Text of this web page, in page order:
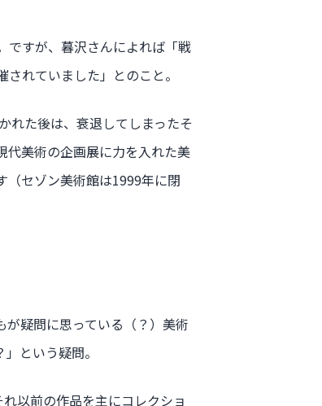
ですが、暮沢さんによれば「戦
れていました」とのこと。
れた後は、衰退してしまったそ
代美術の企画展に力を入れた美
（セゾン美術館は1999年に閉
疑問に思っている（？）美術
という疑問。
以前の作品を主にコレクショ